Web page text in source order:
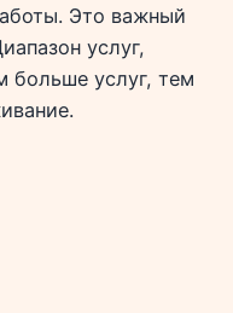
Это важный
услуг,
больше услуг, тем